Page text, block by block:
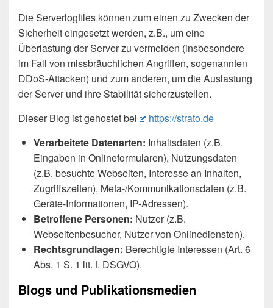
Die Serverlogfiles können zum einen zu Zwecken der
Sicherheit eingesetzt werden, z.B., um eine
Überlastung der Server zu vermeiden (insbesondere
im Fall von missbräuchlichen Angriffen, sogenannten
DDoS-Attacken) und zum anderen, um die Auslastung
der Server und ihre Stabilität sicherzustellen.
Dieser Blog ist gehostet bei
https://strato.de
Verarbeitete Datenarten: Inhaltsdaten (z.B.
Eingaben in Onlineformularen), Nutzungsdaten
(z.B. besuchte Webseiten, Interesse an Inhalten,
Zugriffszeiten), Meta-/Kommunikationsdaten (z.B.
Geräte-Informationen, IP-Adressen).
Betroffene Personen: Nutzer (z.B.
Webseitenbesucher, Nutzer von Onlinediensten).
Rechtsgrundlagen: Berechtigte Interessen (Art. 6
Abs. 1 S. 1 lit. f. DSGVO).
Blogs und Publikationsmedien